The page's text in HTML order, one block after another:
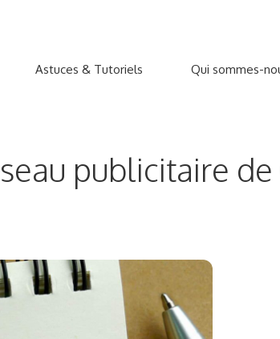
Astuces & Tutoriels Qui sommes-
publicitaire